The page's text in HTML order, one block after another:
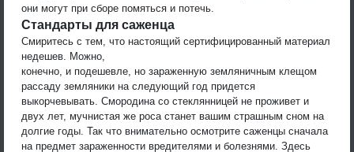
они могут при сборе помяться и потечь.
Стандарты для саженца
Смиритесь с тем, что настоящий сертифицированный материал
недешев. Можно,
конечно, и подешевле, но зараженную земляничным клещом
рассаду земляники на следующий год придется
выкорчевывать. Смородина со стеклянницей не проживет и
двух лет, мучнистая же роса станет вашим страшным сном на
долгие годы. Так что внимательно осмотрите саженцы сначала
на предмет зараженности вредителями и болезнями. Здесь